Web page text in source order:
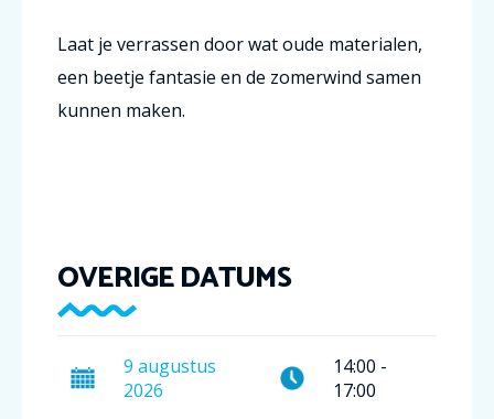
Laat je verrassen door wat oude materialen,
een beetje fantasie en de zomerwind samen
kunnen maken.
OVERIGE DATUMS
9 augustus
2026
14:00 -
17:00